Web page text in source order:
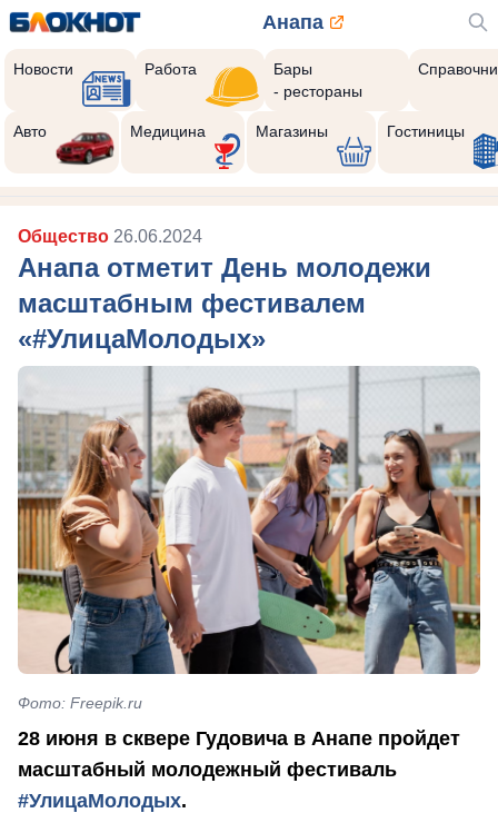
Анапа
Новости Работа
Бары
- рестораны
Авто Медицина Магазины Гостиницы
Общество 26.06.2024
Анапа отметит День молодежи
масштабным фестивалем
«#УлицаМолодых»
Фото: Freepik.ru
28 июня в сквере Гудовича в Анапе пройдет
масштабный молодежный фестиваль
#УлицаМолодых.